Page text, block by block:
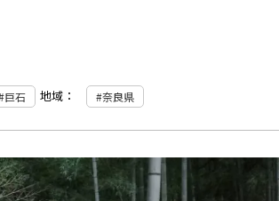
巨石 地域： 奈良県